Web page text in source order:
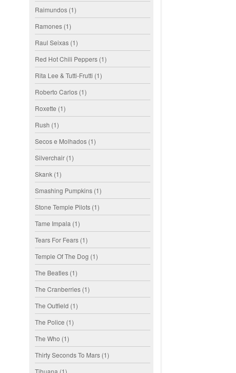
Raimundos (1)
Ramones (1)
Raul Seixas (1)
Red Hot Chili Peppers (1)
Rita Lee & Tutti-Frutti (1)
Roberto Carlos (1)
Roxette (1)
Rush (1)
Secos e Molhados (1)
Silverchair (1)
Skank (1)
Smashing Pumpkins (1)
Stone Temple Pilots (1)
Tame Impala (1)
Tears For Fears (1)
Temple Of The Dog (1)
The Beatles (1)
The Cranberries (1)
The Outfield (1)
The Police (1)
The Who (1)
Thirty Seconds To Mars (1)
Tihuana (1)